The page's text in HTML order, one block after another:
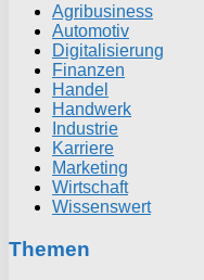
Agribusiness
Automotiv
Digitalisierung
Finanzen
Handel
Handwerk
Industrie
Karriere
Marketing
Wirtschaft
Wissenswert
Themen